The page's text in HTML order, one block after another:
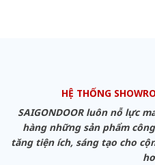
HỆ THỐNG
SAIGONDOOR luôn nỗ lực
hàng những sản phẩm
tăng tiện ích, sáng tạo cho